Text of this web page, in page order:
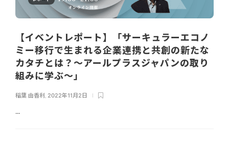
【イベントレポート】「サーキュラーエコノ
ミー移行で生まれる企業連携と共創の新たな
カタチとは？〜アールプラスジャパンの取り
組みに学ぶ〜」
稲葉 由香利 , 2022年11月2日
...